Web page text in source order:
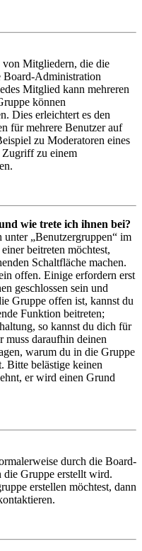
von Mitgliedern, die die
Board-Administration
Mitglied kann mehreren
können
Dies erleichtert es den
für mehrere Benutzer auf
zu Moderatoren eines
Zugriff zu einem
wie trete ich ihnen bei?
„Benutzergruppen“ im
beitreten möchtest,
Schaltfläche machen.
offen. Einige erfordern erst
geschlossen sein und
Gruppe offen ist, kannst du
Funktion beitreten;
so kannst du dich für
muss daraufhin deinen
warum du in die Gruppe
Bitte belästige keinen
er wird einen Grund
durch die Board-
Gruppe erstellt wird.
erstellen möchtest, dann